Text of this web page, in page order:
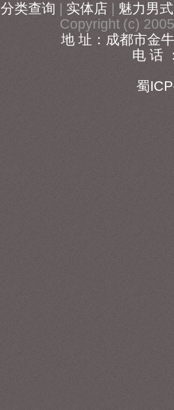
分类查询 | 实体店 | 魅力男式
Copyright (c)
地 址：成都市金
电 话
蜀